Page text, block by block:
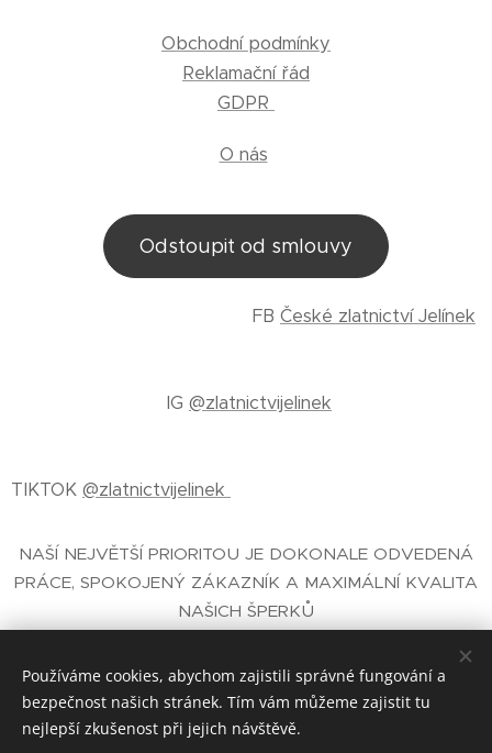
Obchodní podmínky
Reklamační řád
GDPR
O nás
Odstoupit od smlouvy
FB České zlatnictví Jelínek
IG @zlatnictvijelinek
TIKTOK @zlatnictvijelinek
NAŠÍ NEJVĚTŠÍ PRIORITOU JE DOKONALE ODVEDENÁ
PRÁCE, SPOKOJENÝ ZÁKAZNÍK A MAXIMÁLNÍ KVALITA
NAŠICH ŠPERKŮ
JELÍNEK®
Používáme cookies, abychom zajistili správné fungování a
bezpečnost našich stránek. Tím vám můžeme zajistit tu
nejlepší zkušenost při jejich návštěvě.